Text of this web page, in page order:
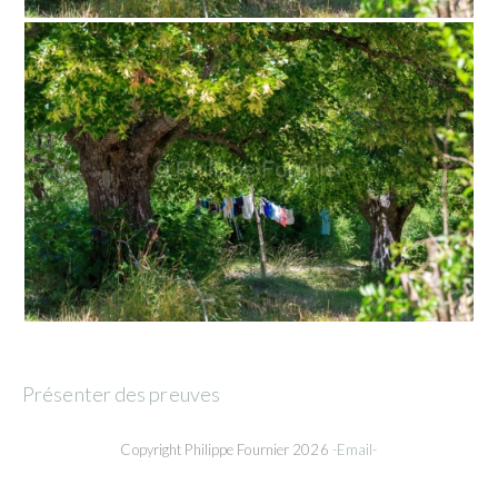
Présenter des preuves
Copyright Philippe Fournier 2026 -Email-